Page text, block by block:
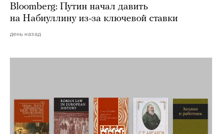
Bloomberg: Путин начал давить
на Набиуллину из-за ключевой ставки
день назад